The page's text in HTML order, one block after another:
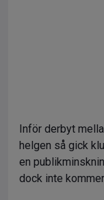
Inför derbyt
helgen så gick
en
dock inte